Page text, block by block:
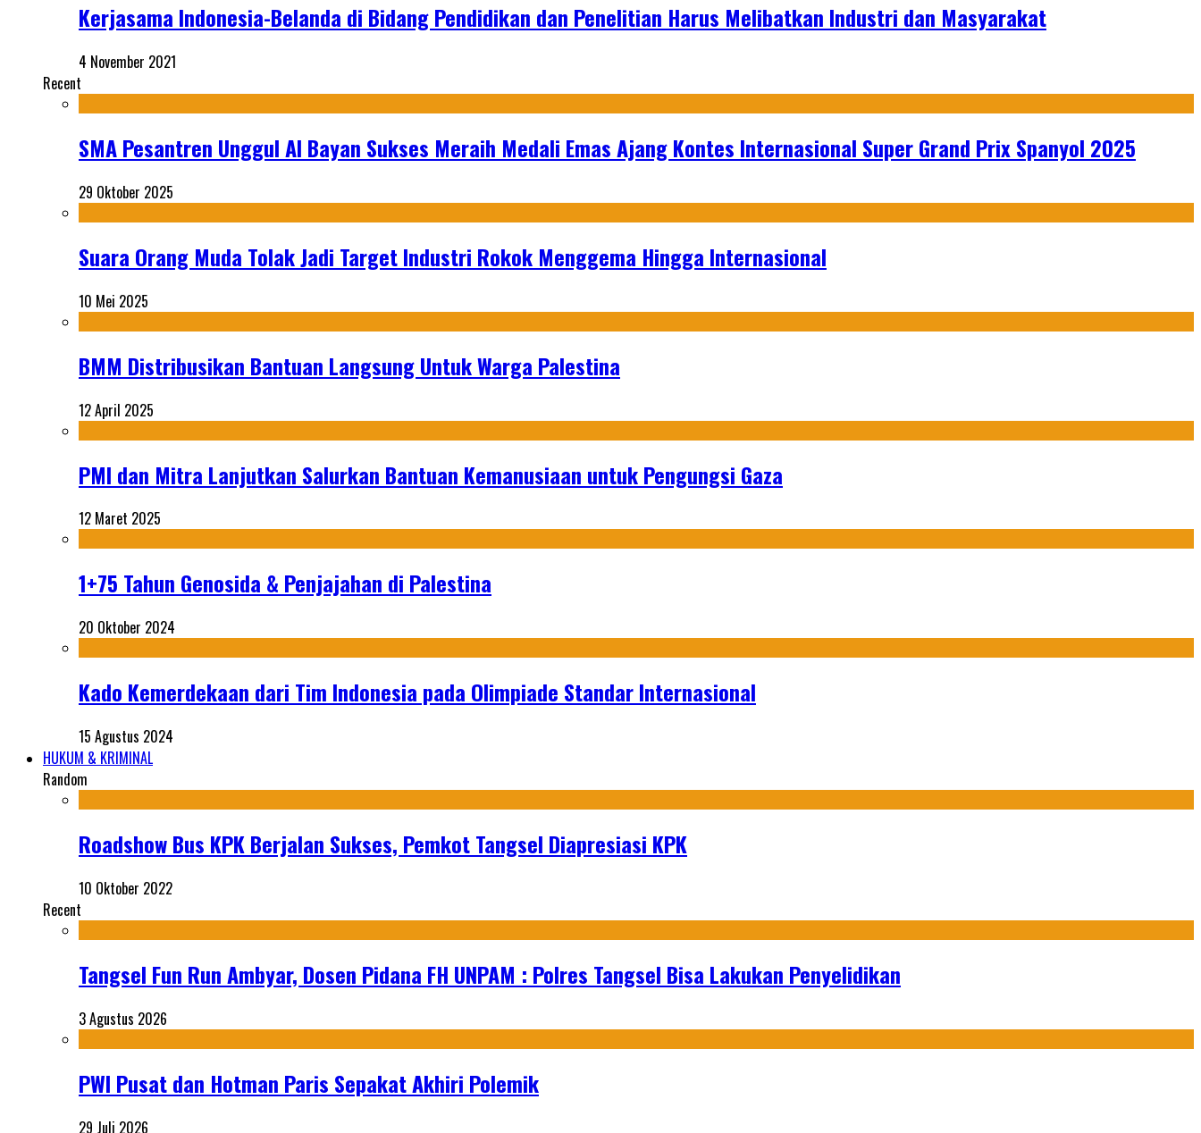
Kerjasama Indonesia-Belanda di Bidang Pendidikan dan Penelitian Harus Melibatkan Industri dan Masyarakat
4 November 2021
Recent
SMA Pesantren Unggul Al Bayan Sukses Meraih Medali Emas Ajang Kontes Internasional Super Grand Prix Spanyol 2025
29 Oktober 2025
Suara Orang Muda Tolak Jadi Target Industri Rokok Menggema Hingga Internasional
10 Mei 2025
BMM Distribusikan Bantuan Langsung Untuk Warga Palestina
12 April 2025
PMI dan Mitra Lanjutkan Salurkan Bantuan Kemanusiaan untuk Pengungsi Gaza
12 Maret 2025
1+75 Tahun Genosida & Penjajahan di Palestina
20 Oktober 2024
Kado Kemerdekaan dari Tim Indonesia pada Olimpiade Standar Internasional
15 Agustus 2024
HUKUM & KRIMINAL
Random
Roadshow Bus KPK Berjalan Sukses, Pemkot Tangsel Diapresiasi KPK
10 Oktober 2022
Recent
Tangsel Fun Run Ambyar, Dosen Pidana FH UNPAM : Polres Tangsel Bisa Lakukan Penyelidikan
3 Agustus 2026
PWI Pusat dan Hotman Paris Sepakat Akhiri Polemik
29 Juli 2026